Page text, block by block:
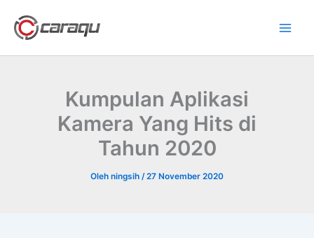
konten
Kumpulan Aplikasi
Kamera Yang Hits di
Tahun 2020
Oleh ningsih /27 November 2020